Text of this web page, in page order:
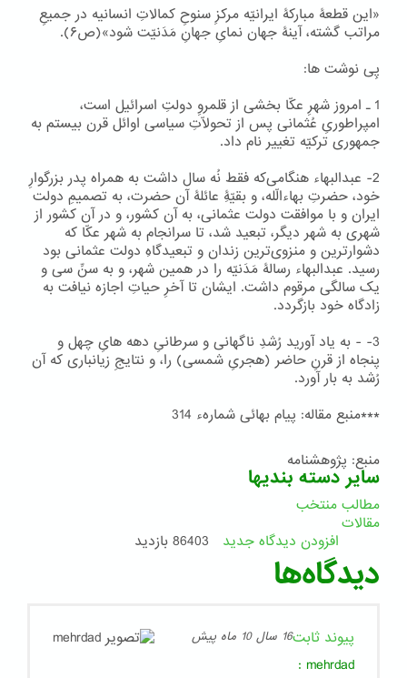
«این قطعۀ مبارکۀ ایرانیّه مرکزِ سنوحِ کمالاتِ انسانیه در جمیعِ
مراتب گشته، آینۀ جهان نمایِ جهانِ مَدَنیّت شود»(ص۶).
پِی نوشت ها:
1 ۔ امروز شهرِ عکّا بخشی از قلمروِ دولتِ اسرائیل است،
امپراطوریِ عُثمانی پس از تحولّاتِ سیاسی اوائل قرن بیستم به
جمهوری ترکیّه تغییر نام داد.
2- عبدالبهاء هنگامی‌که فقط نُه سال داشت به همراه پدر بزرگوارِ
خود، حضرتِ بهاءالّله، و بقیّۀِ عائلۀ آن حضرت، به تصمیمِ دولت
ایران و با موافقت دولت عثمانی، به آن کشور، و در آن کشور از
شهری به شهر دیگر، تبعید شد، تا سرانجام به شهر عکّا که
دشوارترین و منزوی‌ترین زندان و تبعیدگاهِ دولت عثمانی بود
رسید. عبدالبهاء رسالۀ مَدَنیّه را در همین شهر، و به سنِّ سی و
یک سالگی مرقوم داشت. ایشان تا آخرِ حیاتِ اجازه نیافت به
زادگاه خود بازگردد.
3- - به یاد آورید رُشدِ ناگهانی و سرطانیِ دهه هایِ چهل و
پنجاه از قرنِ حاضر (هجریِ شمسی) را، و نتایجِ زیانباری که آن
رُشد به بار آورد.
***منبع مقاله: پیام بهائی شمارهء 314
منبع: پژوهشنامه
سایر دسته بندیها
مطالب منتخب
مقالات
افزودن دیدگاه جدید
86403 بازدید
دیدگاه‌ها
پیوند ثابت16 سال 10 ماه پیش
mehrdad
: